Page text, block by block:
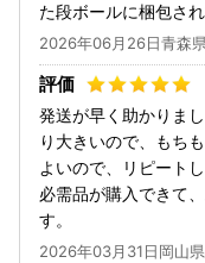
た段ボールに梱包され
2026年06月26日青森
発送が早く助かりま
り大きいので、もち
よいので、リピート
必需品が購入できて
す。
2026年03月31日岡山